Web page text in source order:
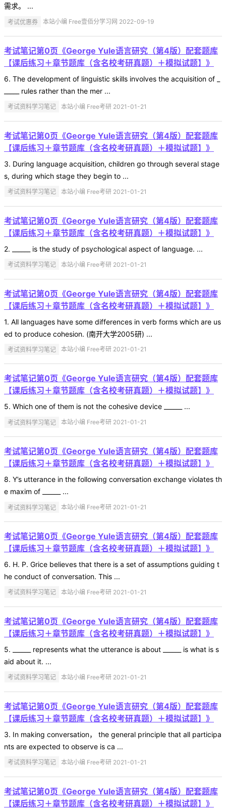
需求。 ...
考试优惠券 本站小编 Free壹佰分学习网 2022-09-19
考试笔记第0页《George Yule语言研究（第4版）配套题库
【课后练习＋章节题库（含名校考研真题）＋模拟试题】》
6. The development of linguistic skills involves the acquisition of _
_____ rules rather than the mer ...
考试资料学习笔记 本站小编 Free考研 2021-01-21
考试笔记第0页《George Yule语言研究（第4版）配套题库
【课后练习＋章节题库（含名校考研真题）＋模拟试题】》
3. During language acquisition, children go through several stage
s, during which stage they begin to ...
考试资料学习笔记 本站小编 Free考研 2021-01-21
考试笔记第0页《George Yule语言研究（第4版）配套题库
【课后练习＋章节题库（含名校考研真题）＋模拟试题】》
2. ______ is the study of psychological aspect of language. ...
考试资料学习笔记 本站小编 Free考研 2021-01-21
考试笔记第0页《George Yule语言研究（第4版）配套题库
【课后练习＋章节题库（含名校考研真题）＋模拟试题】》
1. All languages have some differences in verb forms which are us
ed to produce cohesion. (南开大学2005研) ...
考试资料学习笔记 本站小编 Free考研 2021-01-21
考试笔记第0页《George Yule语言研究（第4版）配套题库
【课后练习＋章节题库（含名校考研真题）＋模拟试题】》
5. Which one of them is not the cohesive device ______ ...
考试资料学习笔记 本站小编 Free考研 2021-01-21
考试笔记第0页《George Yule语言研究（第4版）配套题库
【课后练习＋章节题库（含名校考研真题）＋模拟试题】》
8. Y’s utterance in the following conversation exchange violates th
e maxim of ______ ...
考试资料学习笔记 本站小编 Free考研 2021-01-21
考试笔记第0页《George Yule语言研究（第4版）配套题库
【课后练习＋章节题库（含名校考研真题）＋模拟试题】》
6. H. P. Grice believes that there is a set of assumptions guiding t
he conduct of conversation. This ...
考试资料学习笔记 本站小编 Free考研 2021-01-21
考试笔记第0页《George Yule语言研究（第4版）配套题库
【课后练习＋章节题库（含名校考研真题）＋模拟试题】》
5. ______ represents what the utterance is about ______ is what is s
aid about it. ...
考试资料学习笔记 本站小编 Free考研 2021-01-21
考试笔记第0页《George Yule语言研究（第4版）配套题库
【课后练习＋章节题库（含名校考研真题）＋模拟试题】》
3. In making conversation， the general principle that all participa
nts are expected to observe is ca ...
考试资料学习笔记 本站小编 Free考研 2021-01-21
考试笔记第0页《George Yule语言研究（第4版）配套题库
【课后练习＋章节题库（含名校考研真题）＋模拟试题】》